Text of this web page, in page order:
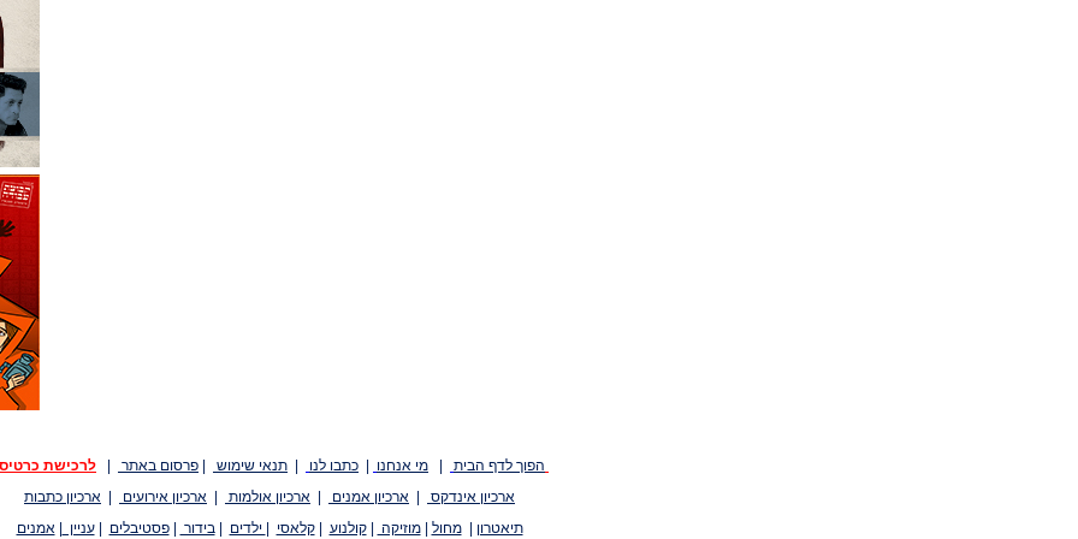
הפוך לדף הבית מי אנחנו כתבו לנו תנאי שימוש פרסום באתר
לרכישת
ארכיון אינדקס
ארכיון אמנים ארכיון אולמות ארכיון אירועים
ארכיון כתבות
תיאטרון
|מחול |מוזיקה |קולנוע |קלאסי ילדים |בידור |פסטיבלים |עניין |אמנים